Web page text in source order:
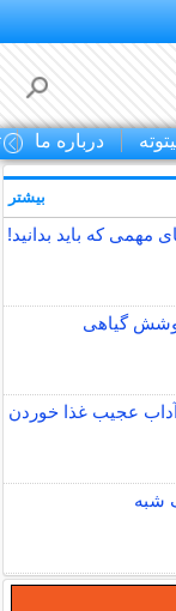
درباره ما
مهمی که باید بدانید!
گیاهی
عجیب غذا خوردن
شبه
بیشتر